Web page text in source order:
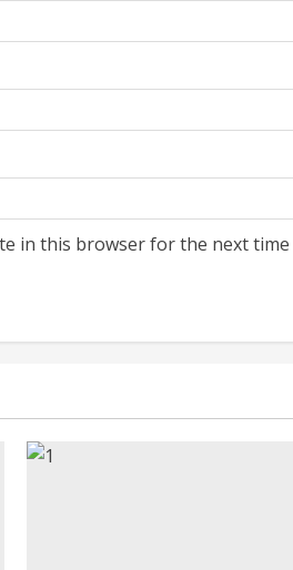
in this browser for the next